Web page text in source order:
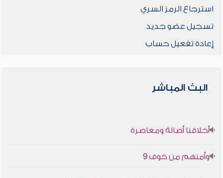
استرجاع الرمز السري
تسجيل عضو جديد
إعادة تفعيل حساب
البث المباشر
أخلاقنا أصالة ومعاصرة
وأمنهم من خوف 9